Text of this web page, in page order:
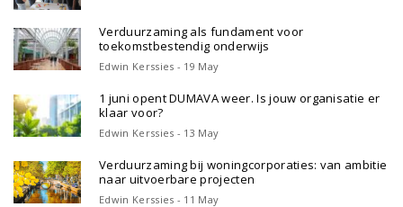
Verduurzaming als fundament voor
toekomstbestendig onderwijs
Edwin Kerssies - 19 May
1 juni opent DUMAVA weer. Is jouw organisatie er
klaar voor?
Edwin Kerssies - 13 May
Verduurzaming bij woningcorporaties: van ambitie
naar uitvoerbare projecten
Edwin Kerssies - 11 May